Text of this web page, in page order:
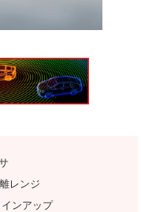
レンジ
ンアップ